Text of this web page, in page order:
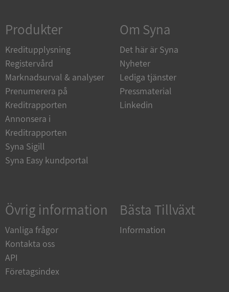
Produkter
Kreditupplysning
Registervård
Marknadsurval & analyser
Prenumerera på
Kreditrapporten
Annonsera i
Kreditrapporten
Syna Sigill
Syna Easy kundportal
Om Syna
Det här är Syna
Nyheter
Lediga tjänster
Pressmaterial
Linkedin
Övrig information
Vanliga frågor
Kontakta oss
API
Företagsindex
Bästa Tillväxt
Information
Strikt nödvändigt Prestanda
Oklassificerade
Strikt nödvändiga kakor tillåter
kärnwebbplatsfunktioner som användarinloggning
och kontohantering. Webbplatsen kan inte
användas ordentligt utan strikt nödvändiga cookies.
Namn
Privacy Policy